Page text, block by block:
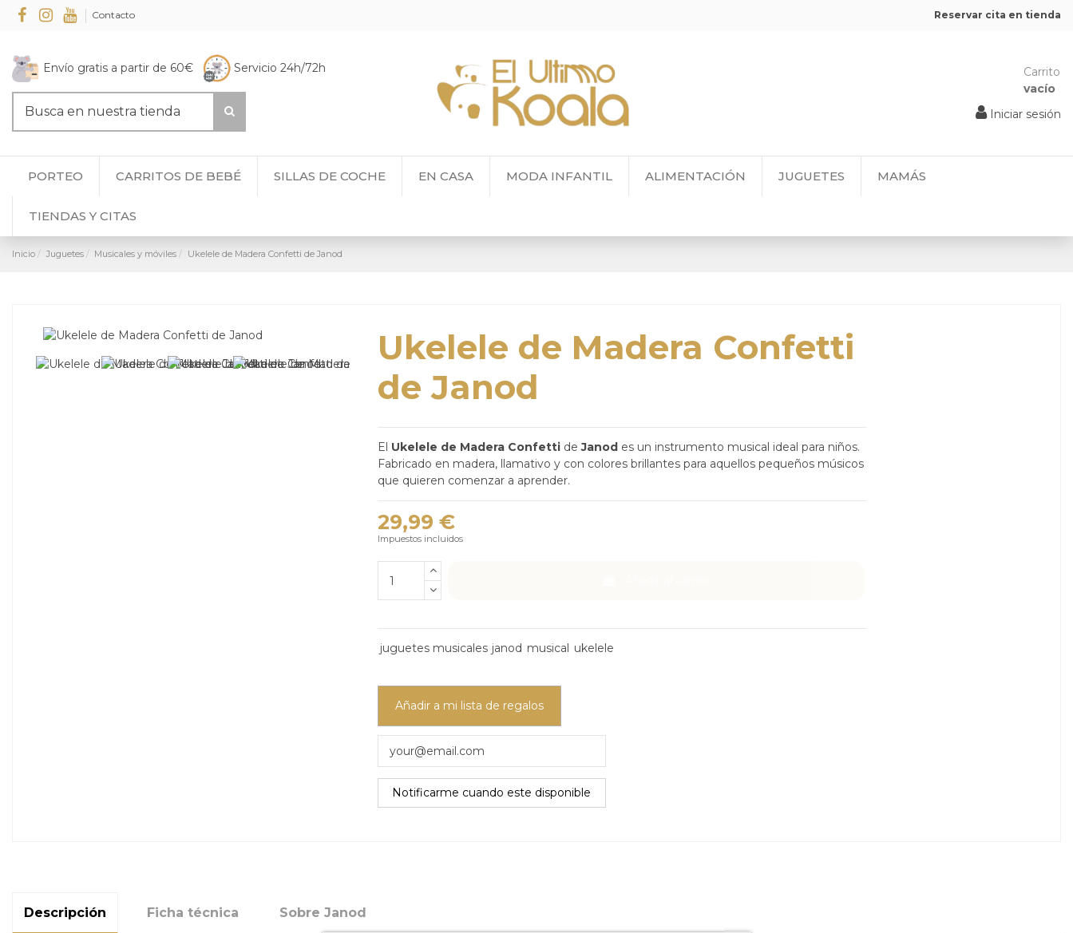
Contacto Reservar cita en tienda
Envío gratis a partir de 60€ Servicio 24h/72h
Carrito
vacío
Iniciar sesión
PORTEO CARRITOS DE BEBÉ SILLAS DE COCHE EN CASA MODA INFANTIL ALIMENTACIÓN JUGUETES MAMÁS
TIENDAS Y CITAS
Inicio Juguetes Musicales y móviles Ukelele de Madera Confetti de Janod
Ukelele de Madera Confetti
de Janod
El Ukelele de Madera ConfettideJanodes un instrumento musical ideal para niños.
Fabricado en madera, llamativo y con colores brillantes para aquellos pequeños músicos
que quieren comenzar a aprender.
29,99 €
Impuestos incluidos
juguetes musicales janod musical ukelele
Añadir a mi lista de regalos
Descripción Ficha técnica Sobre Janod